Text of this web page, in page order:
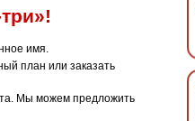
имя.
план или заказать
Мы можем предложить